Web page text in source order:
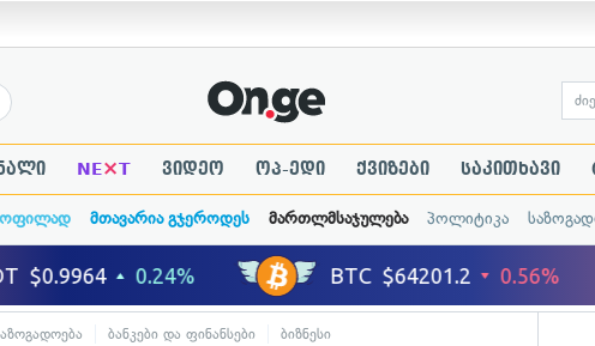
NE×T ვიდეო ოპ-ედი ქვიზები საკითხავი
მთავარია გჯეროდეს მართლმსაჯულება პოლიტიკა
ბანკები და ფინანსები ბიზნესი